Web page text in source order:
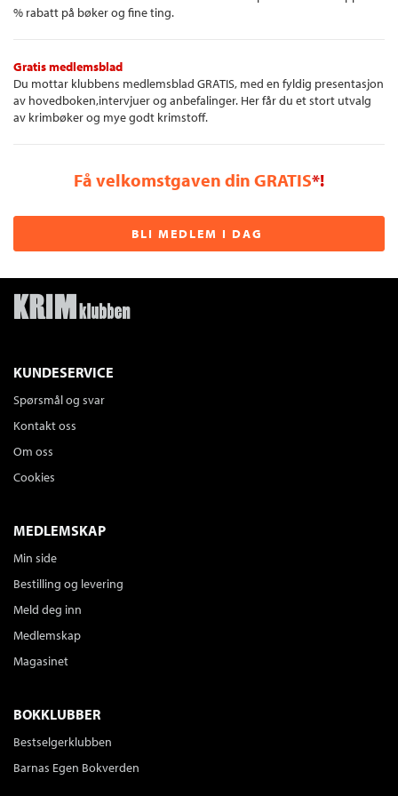
% rabatt på bøker og fine ting.
Gratis medlemsblad
Du mottar klubbens medlemsblad GRATIS, med en fyldig presentasjon
av hovedboken,intervjuer og anbefalinger. Her får du et stort utvalg
av krimbøker og mye godt krimstoff.
Få velkomstgaven din GRATIS*!
BLI MEDLEM I DAG
KUNDESERVICE
Spørsmål og svar
Kontakt oss
Om oss
Cookies
MEDLEMSKAP
Min side
Bestilling og levering
Meld deg inn
Medlemskap
Magasinet
BOKKLUBBER
Bestselgerklubben
Barnas Egen Bokverden